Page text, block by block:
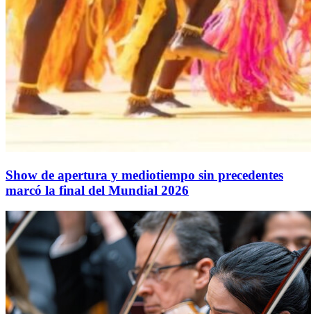
Show de apertura y mediotiempo sin precedentes
marcó la final del Mundial 2026